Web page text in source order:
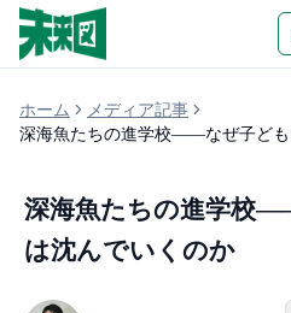
ホーム
メディア記事
深海魚たちの進学校――なぜ子ど
深海魚たちの進学校
は沈んでいくのか